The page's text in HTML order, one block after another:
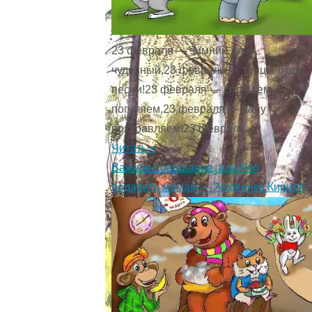
23 февраля — зимний день,
чудесный,23 февраля — танцы будут,
песни!23 февраля — спляшем,
погуляем,23 февраля — папу
поздравляем!23 февраля ...
Читать »
Важное совещание, или Что
подарить мамам — Авдеенко Кирилл